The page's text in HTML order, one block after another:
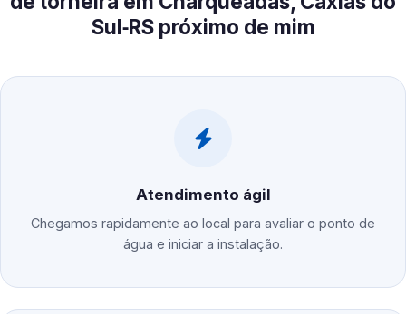
Sul‑RS próximo de mim
Atendimento ágil
Chegamos rapidamente ao local para avaliar o ponto de
água e iniciar a instalação.